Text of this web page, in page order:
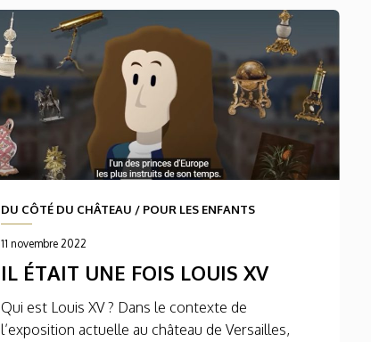
DU CÔTÉ DU CHÂTEAU / POUR LES ENFANTS
11 novembre 2022
IL ÉTAIT UNE FOIS LOUIS XV
Qui est Louis XV ? Dans le contexte de
l’exposition actuelle au château de Versailles,